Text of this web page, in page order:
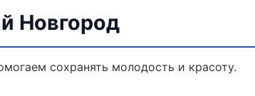
Новгород
сохранять молодость и красоту.